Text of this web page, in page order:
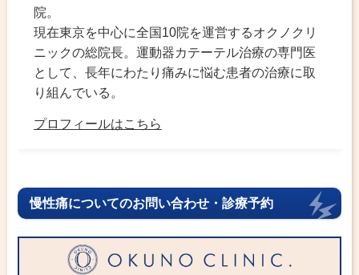
院。
現在東京を中心に全国10院を運営するオクノクリ
ニックの総院長。運動器カテーテル治療の専門医
として、長年にわたり痛みに悩む患者の治療に取
り組んでいる。
プロフィールはこちら
慢性痛についてのお問い合わせ・診療予約